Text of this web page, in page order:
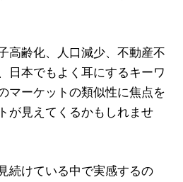
高齢化、人口減少、不動産不
日本でもよく耳にするキーワ
マーケットの類似性に焦点を
が見えてくるかもしれませ
続けている中で実感するの